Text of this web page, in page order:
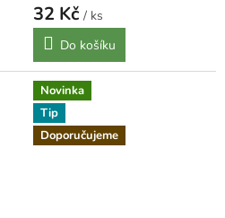
32 Kč / ks
Měrná
cena: Do košíku
Novinka
Tip
Doporučujeme